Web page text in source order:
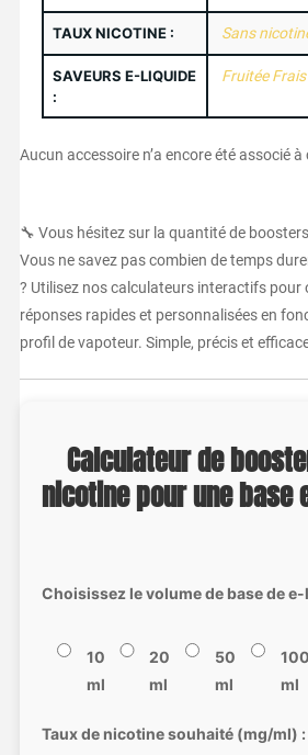
TAUX NICOTINE : Sans
SAVEURS E-LIQUIDE
:
Fruitée Frais
Aucun accessoire n’a encore été associé à
🔧 Vous hésitez sur la quantité de
Vous ne savez pas combien de temps
? Utilisez nos calculateurs interactifs pour
réponses rapides et personnalisées en
profil de vapoteur. Simple, précis et
Calculateur de
nicotine pour une base
Choisissez le volume de base de
10
ml
20
ml
50
ml
100
ml
Taux de nicotine souhaité (mg/ml) :